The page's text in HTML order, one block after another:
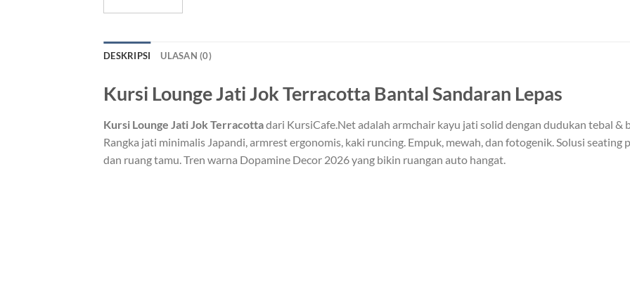
DESKRIPSI ULASAN (0)
Kursi Lounge Jati Jok Terracotta Bantal Sandaran Lepas
Kursi Lounge Jati Jok Terracottadari KursiCafe.Net adalah armchair kayu jati solid dengan dudukan tebal &
Rangka jati minimalis Japandi, armrest ergonomis, kaki runcing. Empuk, mewah, dan fotogenik. Solusi seating
dan ruang tamu. Tren warna Dopamine Decor 2026 yang bikin ruangan auto hangat.